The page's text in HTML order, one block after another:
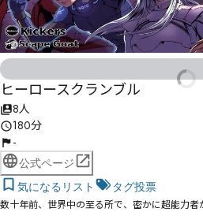
ヒーロースクランブル
8人
180分
-
公式ページ
気になるリスト
タグ投票
数十年前、世界中の至る所で、密かに超能力者